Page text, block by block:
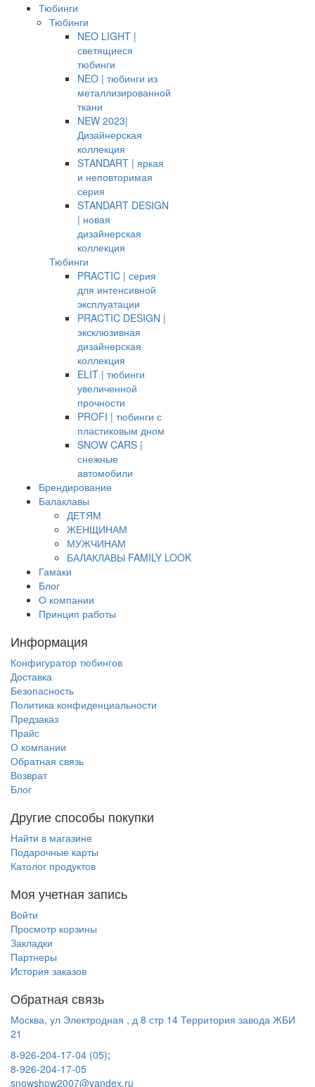
Тюбинги
Тюбинги
NEO LIGHT |
светящиеся
тюбинги
NEO | тюбинги из
металлизированной
ткани
NEW 2023|
Дизайнерская
коллекция
STANDART | яркая
и неповторимая
серия
STANDART DESIGN
| новая
дизайнерская
коллекция
Тюбинги
PRACTIC | серия
для интенсивной
эксплуатации
PRACTIC DESIGN |
эксклюзивная
дизайнерская
коллекция
ELIT | тюбинги
увеличенной
прочности
PROFI | тюбинги с
пластиковым дном
SNOW CARS |
снежные
автомобили
Брендирование
Балаклавы
ДЕТЯМ
ЖЕНЩИНАМ
МУЖЧИНАМ
БАЛАКЛАВЫ FAMILY LOOK
Гамаки
Блог
О компании
Принцип работы
Информация
Конфигуратор тюбингов
Доставка
Безопасность
Политика конфиденциальности
Предзаказ
Прайс
О компании
Обратная связь
Возврат
Блог
Другие способы покупки
Найти в магазине
Подарочные карты
Католог продуктов
Моя учетная запись
Войти
Просмотр корзины
Закладки
Партнеры
История заказов
Обратная связь
Москва, ул Электродная , д 8 стр 14 Территория завода ЖБИ
21
8-926-204-17-04 (05);
8-926-204-17-05
snowshow2007@yandex.ru